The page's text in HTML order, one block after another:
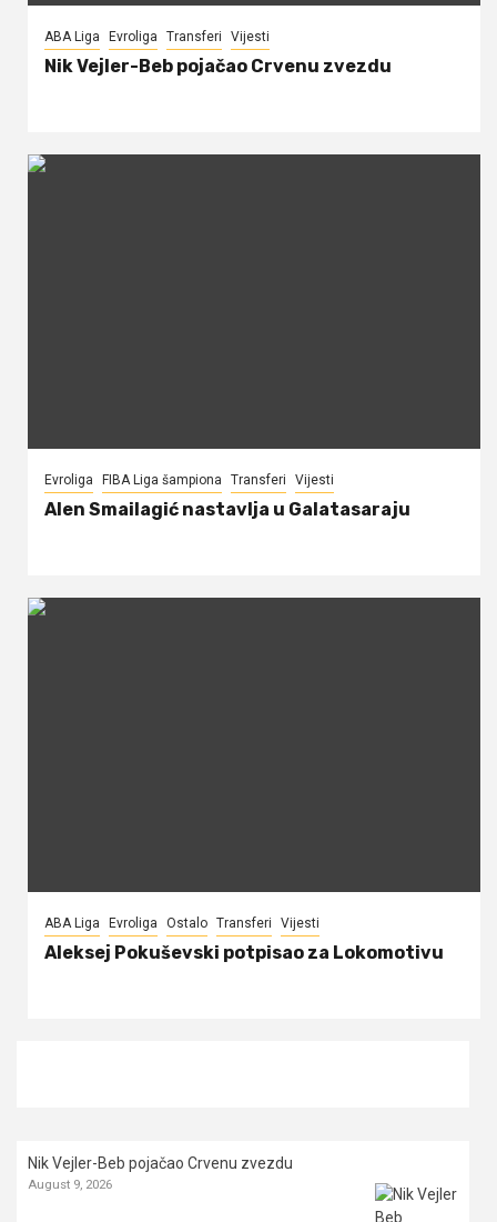
ABA Liga Evroliga Transferi Vijesti
Nik Vejler-Beb pojačao Crvenu zvezdu
Evroliga FIBA Liga šampiona Transferi Vijesti
Alen Smailagić nastavlja u Galatasaraju
ABA Liga Evroliga Ostalo Transferi Vijesti
Aleksej Pokuševski potpisao za Lokomotivu
Nik Vejler-Beb pojačao Crvenu zvezdu
August 9, 2026